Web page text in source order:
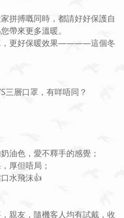
拼搏嘅同時，都請好好保護自
帶來更多溫暖。
，更好保暖效果————這個冬
三層口罩，有咩唔同？
油色，愛不釋手的感覺；
厚但唔局；
水飛沫👍
親友，隨機客人均有試戴，收